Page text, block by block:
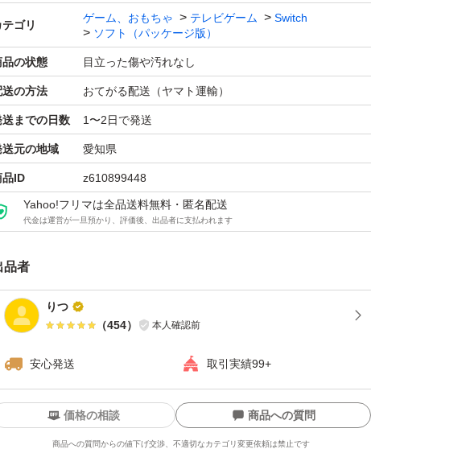
テゴリ
ゲーム、おもちゃ テレビゲーム
Switch
ソフト（パッケージ版）
品の状態 目立った傷や汚れなし
送の方法 おてがる配送（ヤマト運輸）
送までの日数 1〜2日で発送
送元の地域 愛知県
品ID z610899448
Yahoo!フリマは全品送料無料・匿名配送
代金は運営が一旦預かり、評価後、出品者に支払われます
品者
りつ
（454） 本人確認前
安心発送 取引実績99+
価格の相談 商品への質問
商品への質問からの値下げ交渉、不適切なカテゴリ変更依頼は禁止です